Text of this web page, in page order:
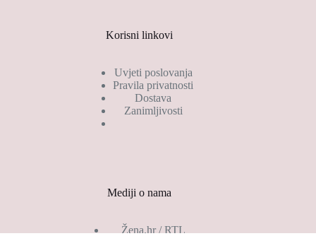
Korisni linkovi
Uvjeti poslovanja
Pravila privatnosti
Dostava
Zanimljivosti
Mediji o nama
Žena.hr / RTL